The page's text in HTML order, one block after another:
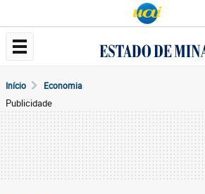
Início Economia
Publicidade